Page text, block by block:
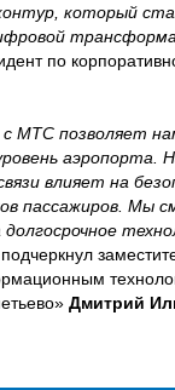
который
по
МТС позволяет
аэропорта.
влияет на
пассажиров. Мы
Дмитрий